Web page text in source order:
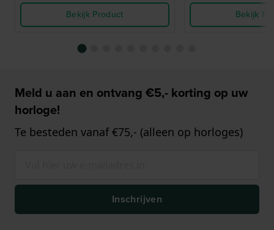
Bekijk Product
Bekijk
Meld u aan en ontvang €5,- korting op uw
horloge!
Te besteden vanaf €75,- (alleen op horloges)
Inschrijven